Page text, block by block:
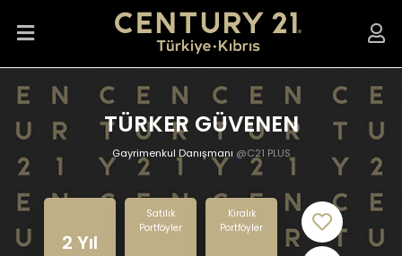
TÜRKER GÜVENEN
Gayrimenkul Danışmanı @C21 PLUS
2 Yıl
Satılık
Portföyler
Kiralık
Portföyler